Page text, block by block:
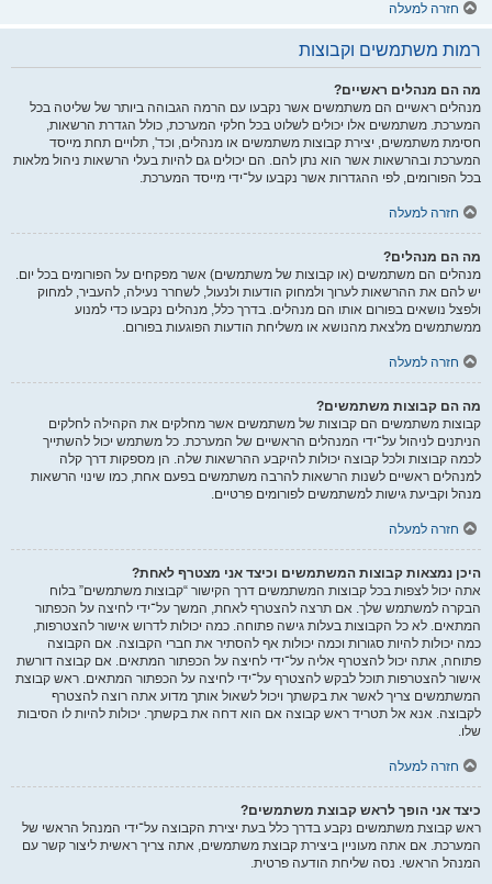
חזרה למעלה
רמות משתמשים וקבוצות
מה הם מנהלים ראשיים?
מנהלים ראשיים הם משתמשים אשר נקבעו עם הרמה הגבוהה ביותר של שליטה בכל
המערכת. משתמשים אלו יכולים לשלוט בכל חלקי המערכת, כולל הגדרת הרשאות,
חסימת משתמשים, יצירת קבוצות משתמשים או מנהלים, וכד', תלויים תחת מייסד
המערכת ובהרשאות אשר הוא נתן להם. הם יכולים גם להיות בעלי הרשאות ניהול מלאות
בכל הפורומים, לפי ההגדרות אשר נקבעו על־ידי מייסד המערכת.
חזרה למעלה
מה הם מנהלים?
מנהלים הם משתמשים (או קבוצות של משתמשים) אשר מפקחים על הפורומים בכל יום.
יש להם את ההרשאות לערוך ולמחוק הודעות ולנעול, לשחרר נעילה, להעביר, למחוק
ולפצל נושאים בפורום אותו הם מנהלים. בדרך כלל, מנהלים נקבעו כדי למנוע
ממשתמשים מלצאת מהנושא או משליחת הודעות הפוגעות בפורום.
חזרה למעלה
מה הם קבוצות משתמשים?
קבוצות משתמשים הם קבוצות של משתמשים אשר מחלקים את הקהילה לחלקים
הניתנים לניהול על־ידי המנהלים הראשיים של המערכת. כל משתמש יכול להשתייך
לכמה קבוצות ולכל קבוצה יכולות להיקבע ההרשאות שלה. הן מספקות דרך קלה
למנהלים ראשיים לשנות הרשאות להרבה משתמשים בפעם אחת, כמו שינוי הרשאות
מנהל וקביעת גישות למשתמשים לפורומים פרטיים.
חזרה למעלה
היכן נמצאות קבוצות המשתמשים וכיצד אני מצטרף לאחת?
אתה יכול לצפות בכל קבוצות המשתמשים דרך הקישור “קבוצות משתמשים” בלוח
הבקרה למשתמש שלך. אם תרצה להצטרף לאחת, המשך על־ידי לחיצה על הכפתור
המתאים. לא כל הקבוצות בעלות גישה פתוחה. כמה יכולות לדרוש אישור להצטרפות,
כמה יכולות להיות סגורות וכמה יכולות אף להסתיר את חברי הקבוצה. אם הקבוצה
פתוחה, אתה יכול להצטרף אליה על־ידי לחיצה על הכפתור המתאים. אם קבוצה דורשת
אישור להצטרפות תוכל לבקש להצטרף על־ידי לחיצה על הכפתור המתאים. ראש קבוצת
המשתמשים צריך לאשר את בקשתך ויכול לשאול אותך מדוע אתה רוצה להצטרף
לקבוצה. אנא אל תטריד ראש קבוצה אם הוא דחה את בקשתך. יכולות להיות לו הסיבות
שלו.
חזרה למעלה
כיצד אני הופך לראש קבוצת משתמשים?
ראש קבוצת משתמשים נקבע בדרך כלל בעת יצירת הקבוצה על־ידי המנהל הראשי של
המערכת. אם אתה מעוניין ביצירת קבוצת משתמשים, אתה צריך ראשית ליצור קשר עם
המנהל הראשי. נסה שליחת הודעה פרטית.